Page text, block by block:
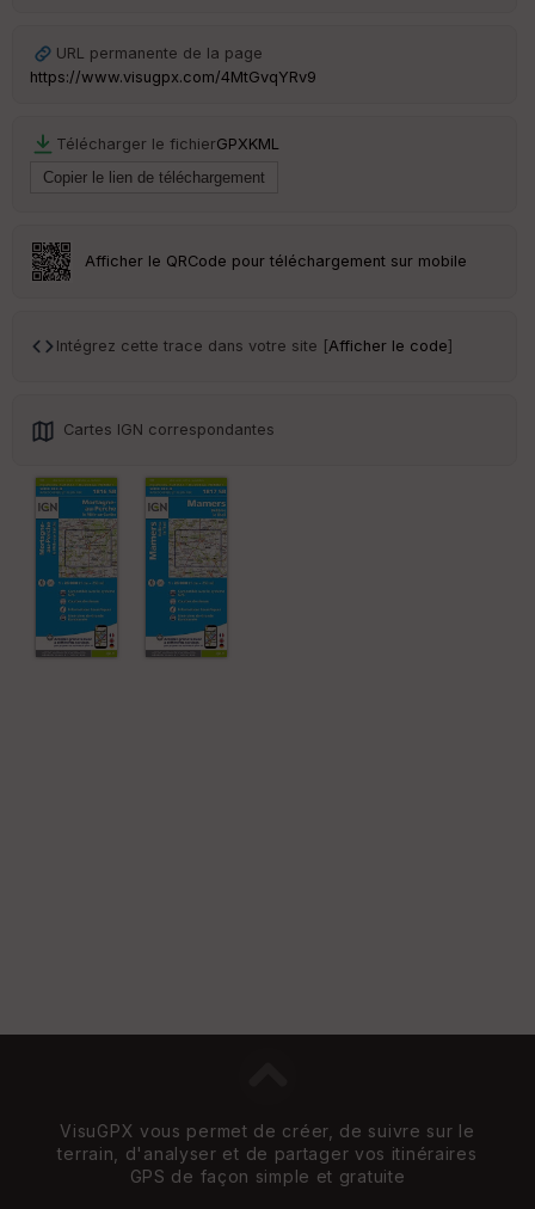
URL permanente de la page
https://www.visugpx.com/4MtGvqYRv9
Télécharger le fichierGPXKML
Afficher le QRCode pour téléchargement sur mobile
Intégrez cette trace dans votre site [Afficher le code]
Cartes IGN correspondantes
VisuGPX vous permet de créer, de suivre sur le
terrain, d'analyser et de partager vos itinéraires
GPS de façon simple et gratuite